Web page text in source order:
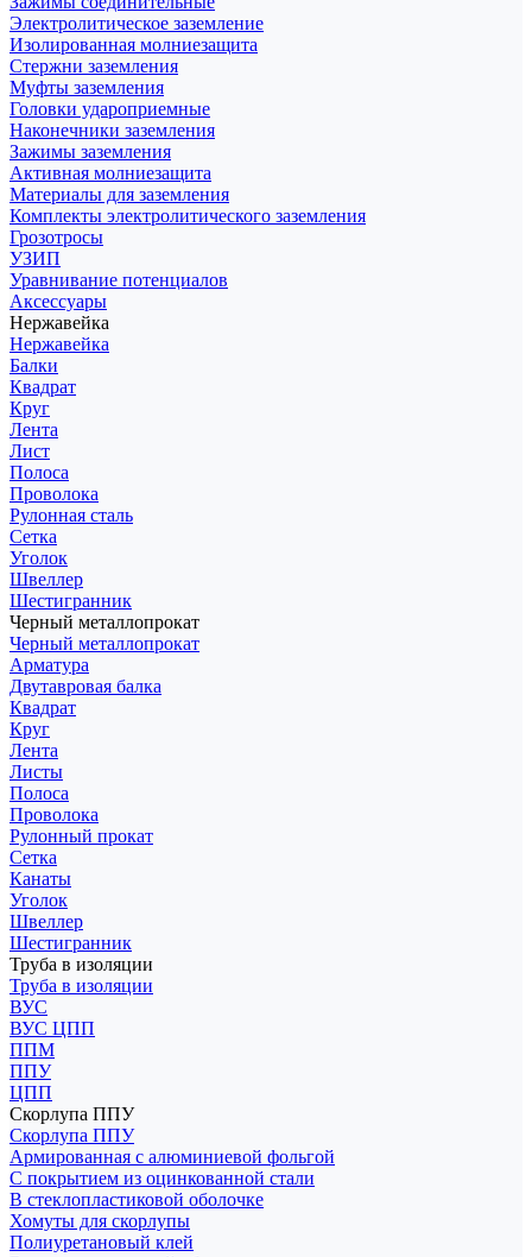
Электролитическое заземление
Изолированная молниезащита
Стержни заземления
Муфты заземления
Головки удароприемные
Наконечники заземления
Зажимы заземления
Активная молниезащита
Материалы для заземления
Комплекты электролитического заземления
Грозотросы
УЗИП
Уравнивание потенциалов
Аксессуары
Нержавейка
Нержавейка
Балки
Квадрат
Круг
Лента
Лист
Полоса
Проволока
Рулонная сталь
Сетка
Уголок
Швеллер
Шестигранник
Черный металлопрокат
Черный металлопрокат
Арматура
Двутавровая балка
Квадрат
Круг
Лента
Листы
Полоса
Проволока
Рулонный прокат
Сетка
Канаты
Уголок
Швеллер
Шестигранник
Труба в изоляции
Труба в изоляции
ВУС
ВУС ЦПП
ППМ
ППУ
ЦПП
Скорлупа ППУ
Скорлупа ППУ
Армированная с алюминиевой фольгой
С покрытием из оцинкованной стали
В стеклопластиковой оболочке
Хомуты для скорлупы
Полиуретановый клей